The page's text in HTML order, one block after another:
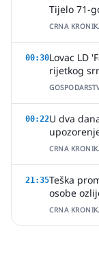
Tijelo 71-
uhitila
CRNA
00:30Lovac LD
rijetkog
00:22U dva
ljetnim
CRNA
21:35Teška
osobe
CRNA